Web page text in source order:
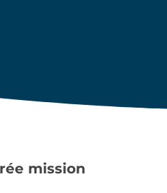
mission